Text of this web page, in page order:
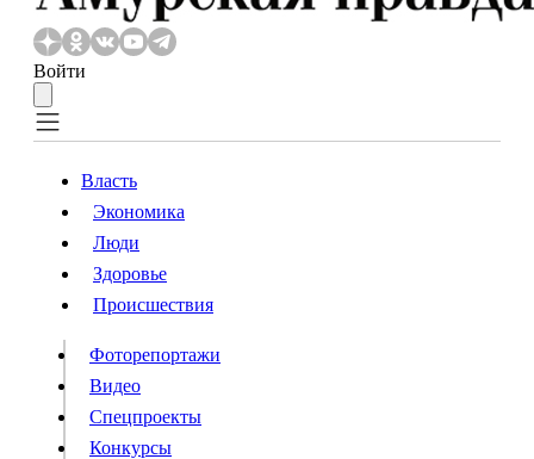
Войти
Власть
Происшествия
Видео
Конкурсы
Власть
Экономика
Люди
Здоровье
Происшествия
Фоторепортажи
Видео
Спецпроекты
Конкурсы